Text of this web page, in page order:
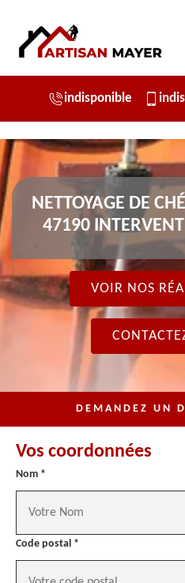
indisponible
NETTOYAGE DE
47190
VOIR NOS
DEMANDEZ UN
Vos coordonnées
Nom *
Code postal *